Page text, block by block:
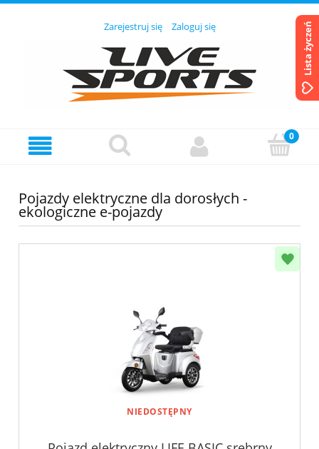
Zarejestruj się Zaloguj się
Pojazdy elektryczne dla dorosłych -
ekologiczne e-pojazdy
NIEDOSTĘPNY
Lista życzeń